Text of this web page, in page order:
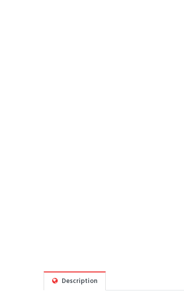
Description